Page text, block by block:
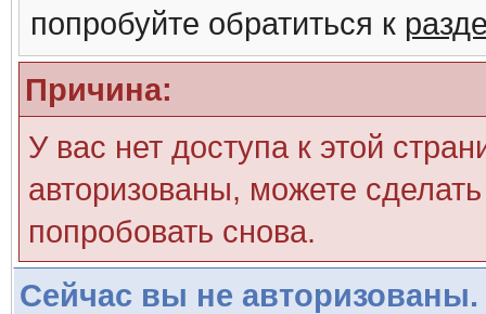
попробуйте обратиться к
Причина:
У вас нет доступа к этой
авторизованы, можете
попробовать снова.
Сейчас вы не авторизованы.